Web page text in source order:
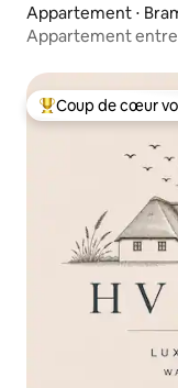
Appartement ⋅
Appartement entre
Coups de cœur
Coup de cœur